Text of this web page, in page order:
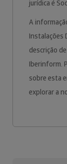
jurídica é
A
Instalações
descrição
Iberinform.
sobre esta
explorar a